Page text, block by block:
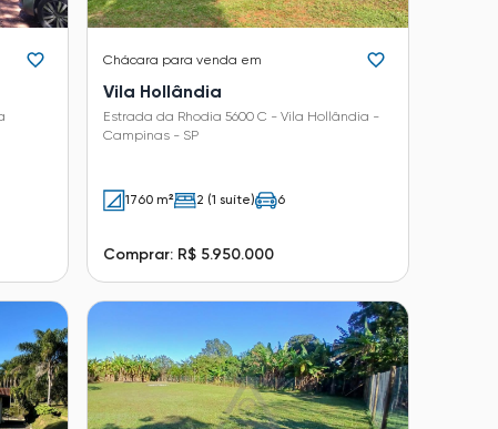
Chácara para venda em
Vila Hollândia
Estrada da Rhodia 5600 C - Vila Hollândia -
Campinas - SP
1760 m² 2 (1 suíte) 6
Comprar: R$ 5.950.000